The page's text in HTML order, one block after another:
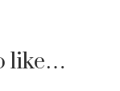
like…